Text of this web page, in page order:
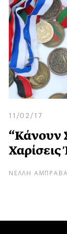
11/02/17
“Κάνουν
ΝΕΛΛΗ